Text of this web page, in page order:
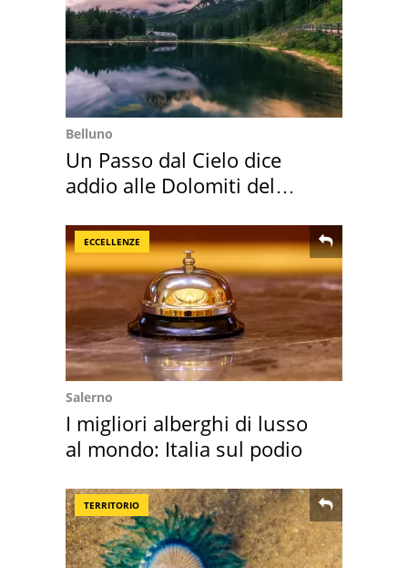
Belluno
Un Passo dal Cielo dice
addio alle Dolomiti del
ECCELLENZE
Salerno
I migliori alberghi di lusso
al mondo: Italia sul podio
TERRITORIO